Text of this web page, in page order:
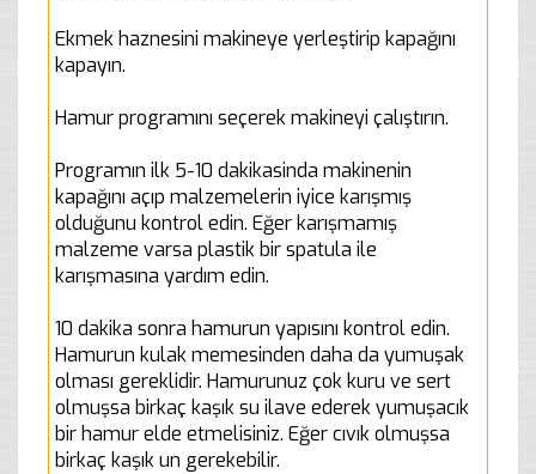
Ekmek haznesini makineye yerleştirip kapağını
kapayın.
Hamur programını seçerek makineyi çalıştırın.
Programın ilk 5-10 dakikasinda makinenin
kapağını açıp malzemelerin iyice karışmış
olduğunu kontrol edin. Eğer karışmamış
malzeme varsa plastik bir spatula ile
karışmasına yardım edin.
10 dakika sonra hamurun yapısını kontrol edin.
Hamurun kulak memesinden daha da yumuşak
olması gereklidir. Hamurunuz çok kuru ve sert
olmuşsa birkaç kaşık su ilave ederek yumuşacık
bir hamur elde etmelisiniz. Eğer cıvık olmuşsa
birkaç kaşık un gerekebilir.